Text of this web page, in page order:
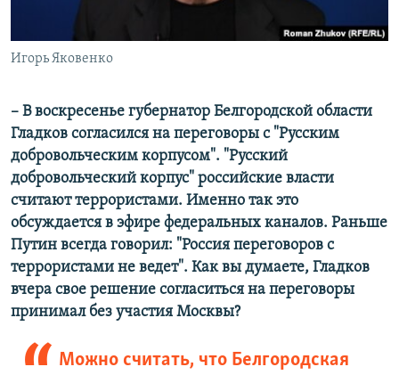
Игорь Яковенко
– В воскресенье губернатор Белгородской области
Гладков согласился на переговоры с "Русским
добровольческим корпусом". "Русский
добровольческий корпус" российские власти
считают террористами. Именно так это
обсуждается в эфире федеральных каналов. Раньше
Путин всегда говорил: "Россия переговоров с
террористами не ведет". Как вы думаете, Гладков
вчера свое решение согласиться на переговоры
принимал без участия Москвы?
Можно считать, что Белгородская